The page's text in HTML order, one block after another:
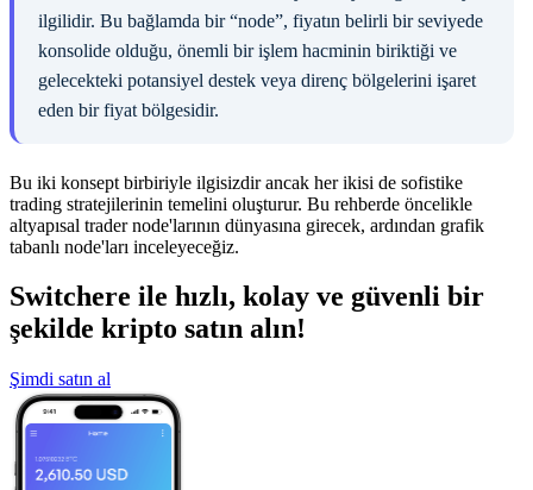
ilgilidir. Bu bağlamda bir “node”, fiyatın belirli bir seviyede
konsolide olduğu, önemli bir işlem hacminin biriktiği ve
gelecekteki potansiyel destek veya direnç bölgelerini işaret
eden bir fiyat bölgesidir.
Bu iki konsept birbiriyle ilgisizdir ancak her ikisi de sofistike
trading stratejilerinin temelini oluşturur. Bu rehberde öncelikle
altyapısal trader node'larının dünyasına girecek, ardından grafik
tabanlı node'ları inceleyeceğiz.
Switchere ile hızlı, kolay ve güvenli bir
şekilde kripto satın alın!
Şimdi satın al